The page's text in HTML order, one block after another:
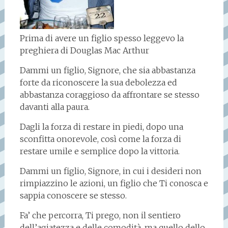
Prima di avere un figlio spesso leggevo la
preghiera di Douglas Mac Arthur
Dammi un figlio, Signore, che sia abbastanza
forte da riconoscere la sua debolezza ed
abbastanza coraggioso da affrontare se stesso
davanti alla paura.
Dagli la forza di restare in piedi, dopo una
sconfitta onorevole, così come la forza di
restare umile e semplice dopo la vittoria.
Dammi un figlio, Signore, in cui i desideri non
rimpiazzino le azioni, un figlio che Ti conosca e
sappia conoscere se stesso.
Fa’ che percorra, Ti prego, non il sentiero